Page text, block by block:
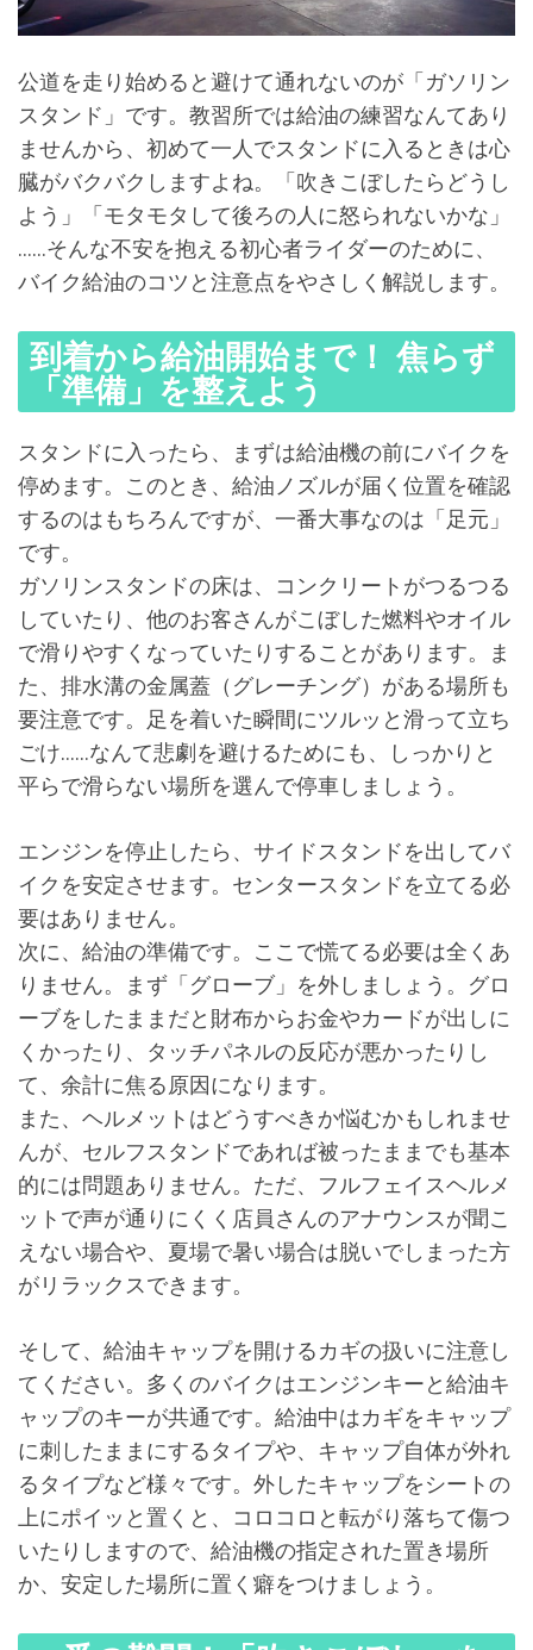
公道を走り始めると避けて通れないのが「ガソリン
スタンド」です。教習所では給油の練習なんてあり
ませんから、初めて一人でスタンドに入るときは心
臓がバクバクしますよね。「吹きこぼしたらどうし
よう」「モタモタして後ろの人に怒られないかな」
……そんな不安を抱える初心者ライダーのために、
バイク給油のコツと注意点をやさしく解説します。
到着から給油開始まで！ 焦らず
「準備」を整えよう
スタンドに入ったら、まずは給油機の前にバイクを
停めます。このとき、給油ノズルが届く位置を確認
するのはもちろんですが、一番大事なのは「足元」
です。
ガソリンスタンドの床は、コンクリートがつるつる
していたり、他のお客さんがこぼした燃料やオイル
で滑りやすくなっていたりすることがあります。ま
た、排水溝の金属蓋（グレーチング）がある場所も
要注意です。足を着いた瞬間にツルッと滑って立ち
ごけ……なんて悲劇を避けるためにも、しっかりと
平らで滑らない場所を選んで停車しましょう。
エンジンを停止したら、サイドスタンドを出してバ
イクを安定させます。センタースタンドを立てる必
要はありません。
次に、給油の準備です。ここで慌てる必要は全くあ
りません。まず「グローブ」を外しましょう。グロ
ーブをしたままだと財布からお金やカードが出しに
くかったり、タッチパネルの反応が悪かったりし
て、余計に焦る原因になります。
また、ヘルメットはどうすべきか悩むかもしれませ
んが、セルフスタンドであれば被ったままでも基本
的には問題ありません。ただ、フルフェイスヘルメ
ットで声が通りにくく店員さんのアナウンスが聞こ
えない場合や、夏場で暑い場合は脱いでしまった方
がリラックスできます。
そして、給油キャップを開けるカギの扱いに注意し
てください。多くのバイクはエンジンキーと給油キ
ャップのキーが共通です。給油中はカギをキャップ
に刺したままにするタイプや、キャップ自体が外れ
るタイプなど様々です。外したキャップをシートの
上にポイッと置くと、コロコロと転がり落ちて傷つ
いたりしますので、給油機の指定された置き場所
か、安定した場所に置く癖をつけましょう。